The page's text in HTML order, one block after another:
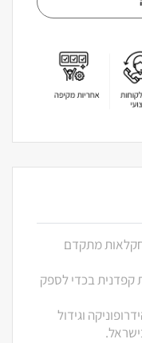
וחקלאות מתקדם
קפדנית בכדי לספק
וגידול